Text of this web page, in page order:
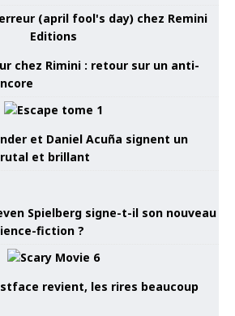
chez Rimini : retour sur un anti-
et Daniel Acuña signent un
et brillant
Spielberg signe-t-il son nouveau
fiction ?
revient, les rires beaucoup